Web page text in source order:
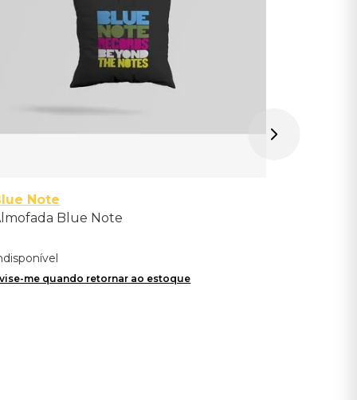
Note
Blue Note
me quando retornar ao estoque